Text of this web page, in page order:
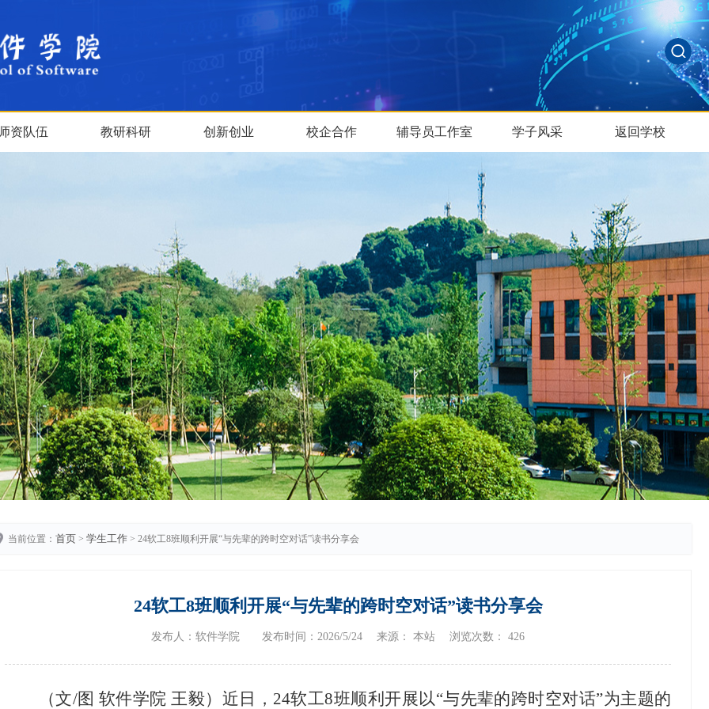
资队伍 教研科研 创新创业 校企合作 辅导员工作室 学子风采 返回学校
当前位置： 首页 > 学生工作 > 24软工8班顺利开展“与先辈的跨时空对话”读书分享会
24软工8班顺利开展“与先辈的跨时空对话”读书分享会
发布人：软件学院 发布时间：2026/5/24 来源： 本站 浏览次数： 426
（文/图 软件学院 王毅）近 日， 24软工8班顺利开展以“与先辈的跨时空对话”为主题的